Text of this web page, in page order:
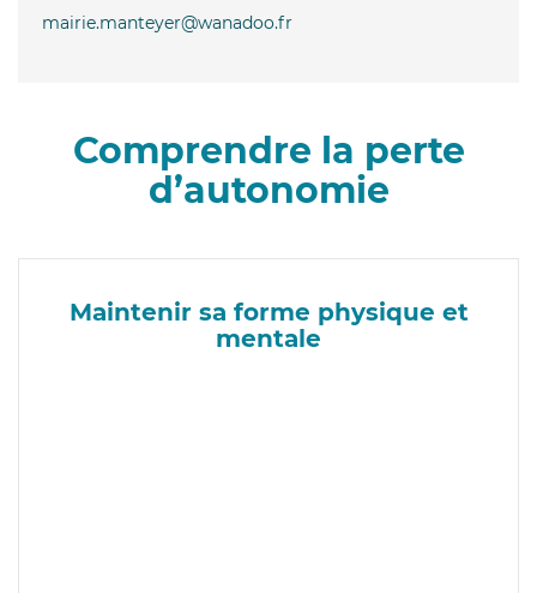
mairie.manteyer@wanadoo.fr
Comprendre la perte
d’autonomie
Maintenir sa forme physique et
mentale